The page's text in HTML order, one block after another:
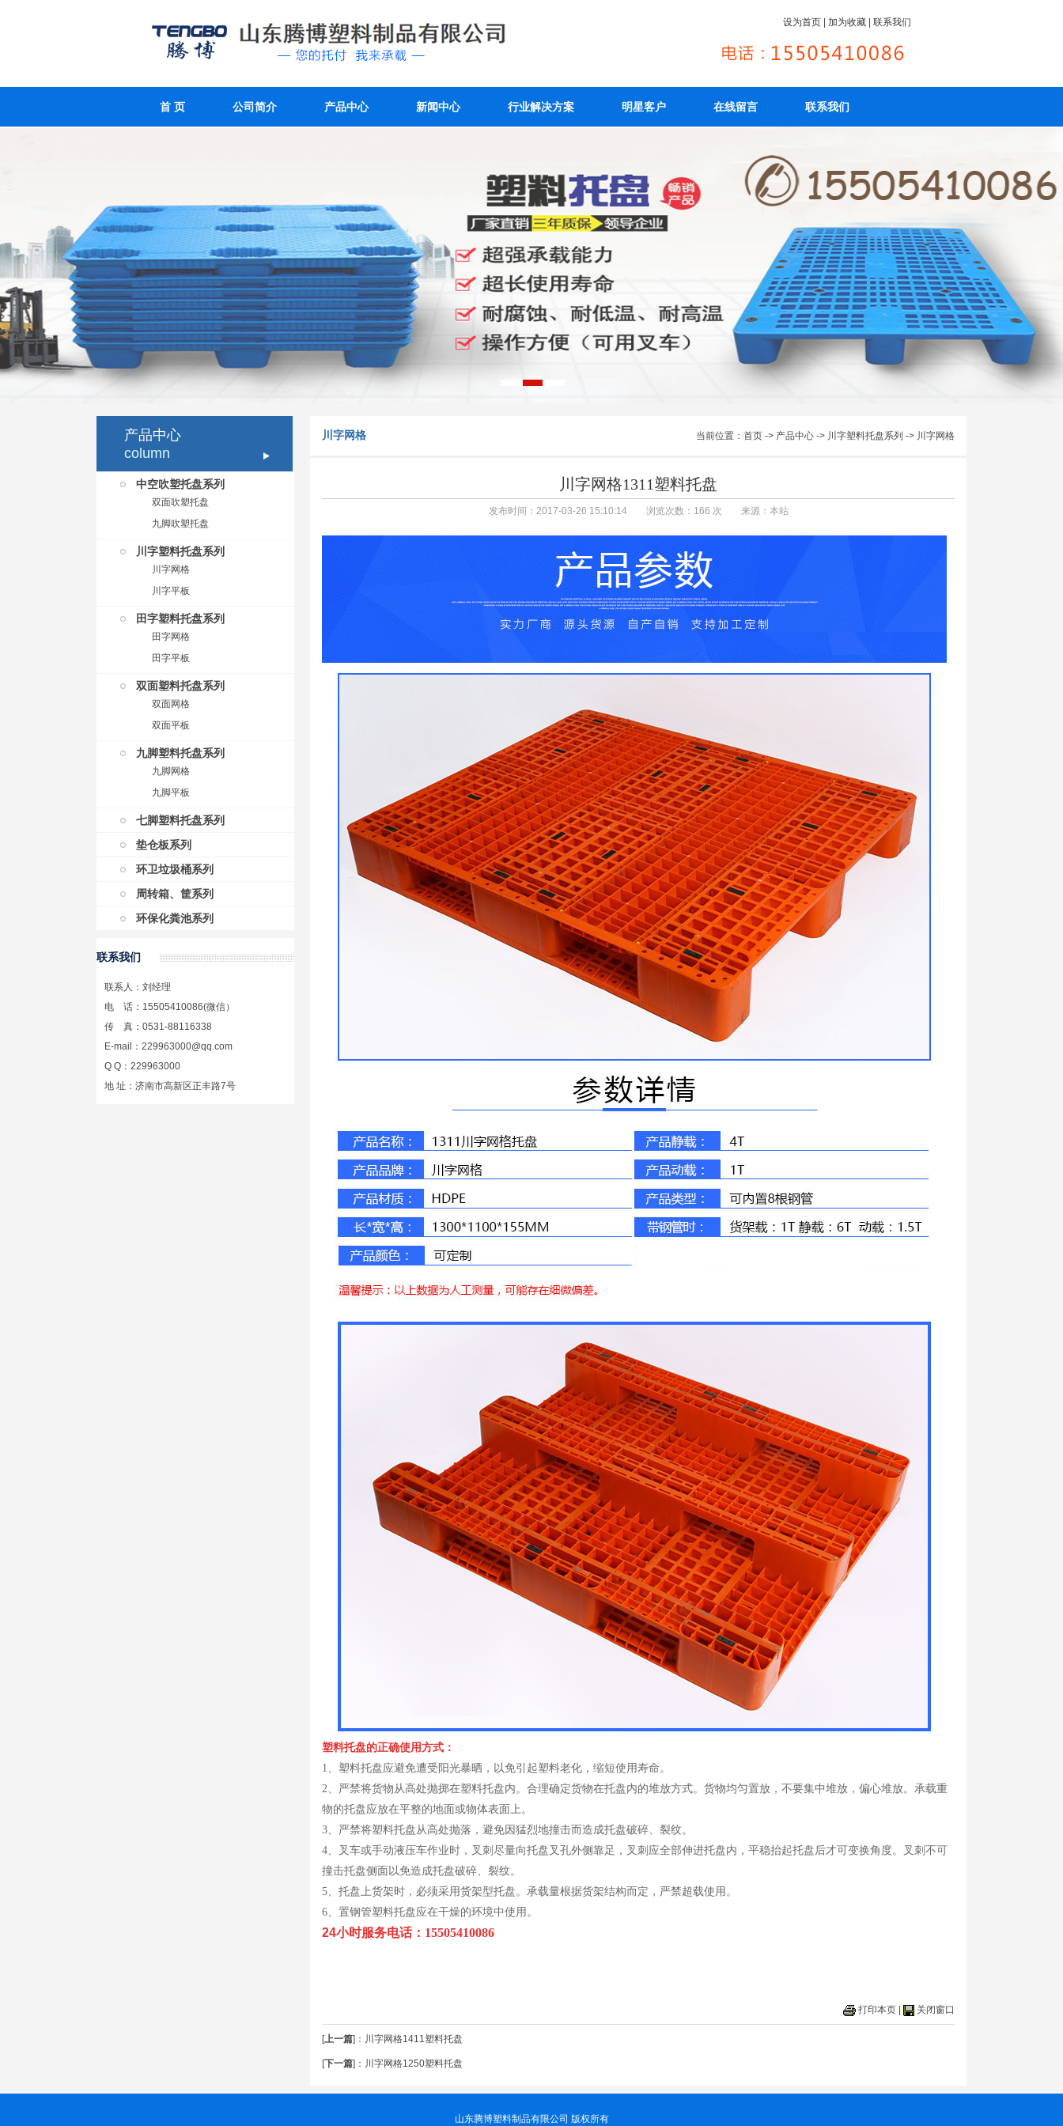
设为首页 加为收藏 联系我们
首 页 公司简介 产品中心 新闻中心 行业解决方案 明星客户 在线留言 联系我们
产品中心
column
中空吹塑托盘系列
双面吹塑托盘
九脚吹塑托盘
川字塑料托盘系列
川字网格
川字平板
田字塑料托盘系列
田字网格
田字平板
双面塑料托盘系列
双面网格
双面平板
九脚塑料托盘系列
九脚网格
九脚平板
七脚塑料托盘系列
垫仓板系列
环卫垃圾桶系列
周转箱、筐系列
环保化粪池系列
联系我们
联系人：刘经理
电 话：15505410086(微信）
传 真：0531-88116338
E-mail：229963000@qq.com
Q Q：229963000
地 址：济南市高新区正丰路7号
川字网格 当前位置： 首页 -> 产品中心 -> 川字塑料托盘系列 -> 川字网格
川字网格1311塑料托盘
发布时间：2017-03-26 15:10:14 浏览次数： 166 次 来源：本站
塑料托盘的正确使用方式 ：
1、塑料托盘应避免遭受阳光暴晒，以免引起塑料老化，缩短使用寿命。
2、严禁将货物从高处抛掷在塑料托盘内。合理确定货物在托盘内的堆放方式。货物均匀置放，不要集中堆放，偏心堆放。承载重
物的托盘应放在平整的地面或物体表面上。
3、严禁将塑料托盘从高处抛落，避免因猛烈地撞击而造成托盘破碎、裂纹。
4、叉车或手动液压车作业时，叉刺尽量向托盘叉孔外侧靠足，叉刺应全部伸进托盘内，平稳抬起托盘后才可变换角度。叉刺不可
撞击托盘侧面以免造成托盘破碎、裂纹。
5、托盘上货架时，必须采用货架型托盘。承载量根据货架结构而定，严禁超载使用。
6、置钢管塑料托盘应在干燥的环境中使用。
24小时服务电话： 15505410086
打印本页 关闭窗口
[上一篇]： 川字网格1411塑料托盘
[下一篇]： 川字网格1250塑料托盘
山东腾博塑料制品有限公司 版权所有